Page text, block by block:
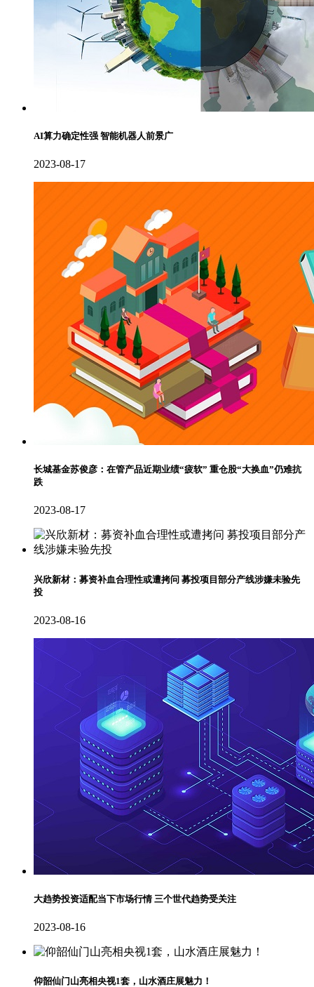
AI算力确定性强 智能机器人前景广
2023-08-17
长城基金苏俊彦：在管产品近期业绩“疲软” 重仓股“大换血”仍难抗
跌
2023-08-17
兴欣新材：募资补血合理性或遭拷问 募投项目部分产线涉嫌未验先
投
2023-08-16
大趋势投资适配当下市场行情 三个世代趋势受关注
2023-08-16
仰韶仙门山亮相央视1套，山水酒庄展魅力！